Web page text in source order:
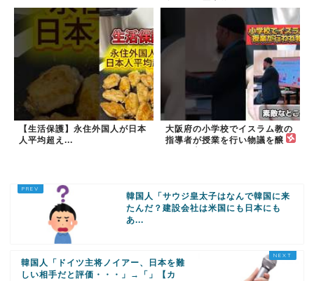
【生活保護】永住外国人が日本
人平均超え...
大阪府の小学校でイスラム教の
指導者が授業を行い物議を醸
韓国人「サウジ皇太子はなんで韓国に来
たんだ？建設会社は米国にも日本にも
あ...
韓国人「ドイツ主将ノイアー、日本を難
しい相手だと評価・・・」→「」【カ